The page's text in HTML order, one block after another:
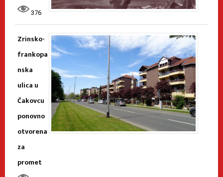
376
Zrinsko-
frankopa
nska
ulica u
Čakovcu
ponovno
otvorena
za
promet